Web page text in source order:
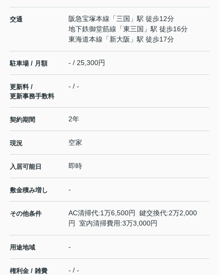
交通 阪急宝塚本線 「三国 」駅 徒歩12分
地下鉄御堂筋線 「東三国 」駅 徒歩16分
東海道本線 「新大阪 」駅 徒歩17分
駐車場 / 月額 - / 25,300円
更新料 /
更新事務手数料
- / -
契約期間 2年
現況 空家
入居可能日 即時
敷金積み増し -
その他条件
AC清掃代:1万6,500円 鍵交換代:2万2,000
円 室内清掃費用:3万3,000円
用途地域 -
権利金 / 雑費 - / -